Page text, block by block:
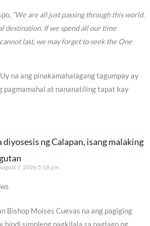
“We are all just passing through this world.
destination. If we spend all our time
last, we may forget to seek the One
na ang pinakamahalagang tagumpay ay
pagmamahal at nananatiling tapat kay
diyosesis ng Calapan, isang malaking
7, 2026 5:18 pm
Bishop Moises Cuevas na ang pagiging
hindi simpleng pagkilala sa paglago ng